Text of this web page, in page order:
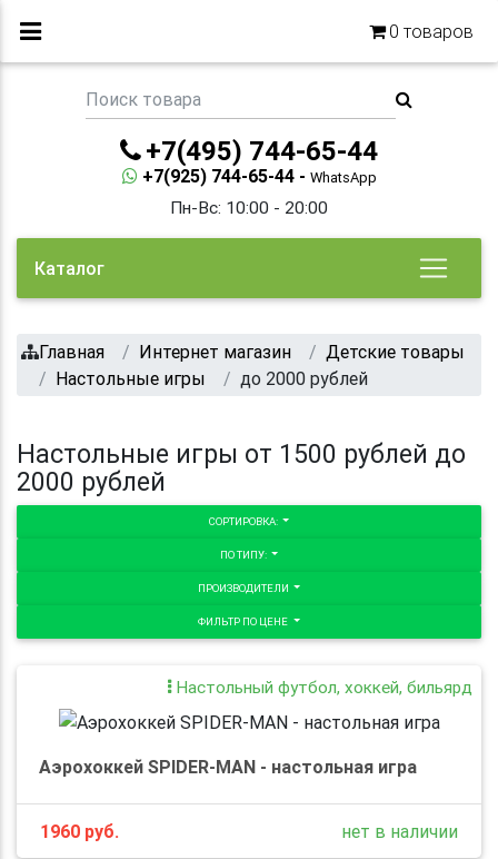
0 товаров
+7(495) 744-65-44
+7(925) 744-65-44 - WhatsApp
Пн-Вс: 10:00 - 20:00
Каталог
Главная Интернет магазин
Детские товары
Настольные игры
до 2000 рублей
Настольные игры от 1500 рублей до
2000 рублей
СОРТИРОВКА:
ПО ТИПУ:
ПРОИЗВОДИТЕЛИ
ФИЛЬТР ПО ЦЕНЕ
Настольный футбол, хоккей, бильярд
Аэрохоккей SPIDER-MAN - настольная игра
1960 руб. нет в наличии